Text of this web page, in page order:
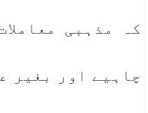
کہ مذہبی
چاہیے اور بغیر